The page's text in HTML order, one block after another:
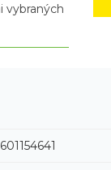
vybraných